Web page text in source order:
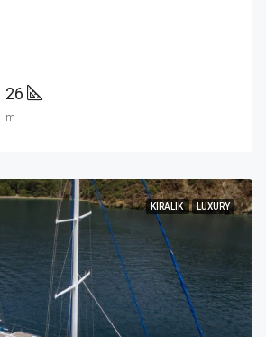
26
m
KIRALIK LUXURY